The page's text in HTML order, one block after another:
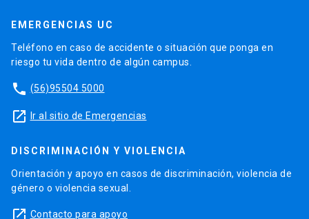
EMERGENCIAS UC
Teléfono en caso de accidente o situación que ponga en
riesgo tu vida dentro de algún campus.
phone (56)95504 5000
launch Ir al sitio de Emergencias
DISCRIMINACIÓN Y VIOLENCIA
Orientación y apoyo en casos de discriminación, violencia de
género o violencia sexual.
launch Contacto para apoyo